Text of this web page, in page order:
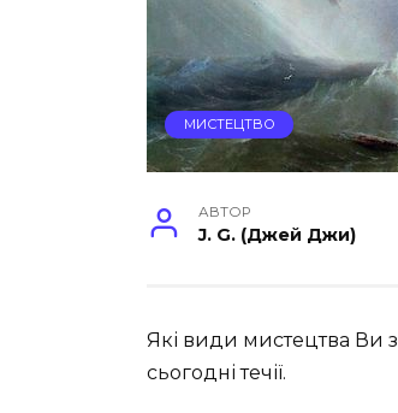
МИСТЕЦТВО
АВТОР
J. G. (Джей Джи)
Які види мистецтва Ви
сьогодні течії.